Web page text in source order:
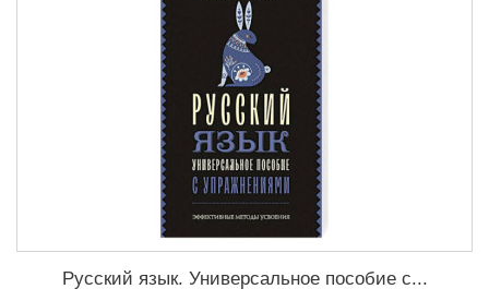
Русский язык. Универсальное пособие с...